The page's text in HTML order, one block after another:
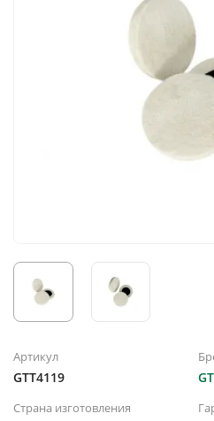
Артикул
GTT4119
Страна изготовления